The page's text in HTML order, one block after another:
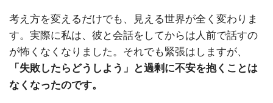
考え方を変えるだけでも、見える世界が全く変わりま
す。実際に私は、彼と会話をしてからは人前で話すの
が怖くなくなりました。それでも緊張はしますが、
「失敗したらどうしよう」と過剰に不安を抱くことは
なくなったのです。